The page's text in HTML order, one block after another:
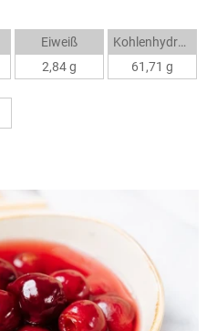
Eiweiß
2,84 g
Kohlenhydrate
61,71 g